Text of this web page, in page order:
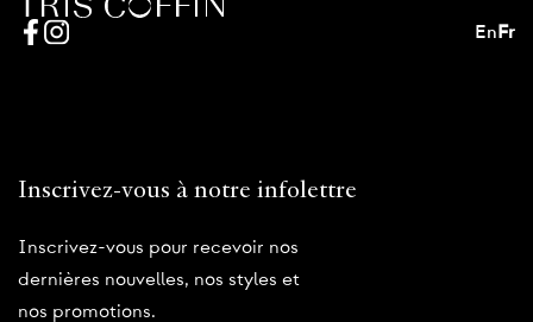
EnFr
Inscrivez-vous à notre infolettre
Inscrivez-vous pour recevoir nos
dernières nouvelles, nos styles et
nos promotions.